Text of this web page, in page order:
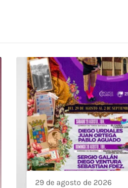
29 de agosto de 2026